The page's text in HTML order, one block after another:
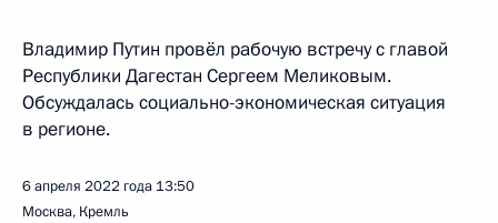
Владимир Путин провёл рабочую встречу с главой
Республики Дагестан Сергеем Меликовым.
Обсуждалась социально-экономическая ситуация
в регионе.
6 апреля 2022 года 13:50
Москва, Кремль